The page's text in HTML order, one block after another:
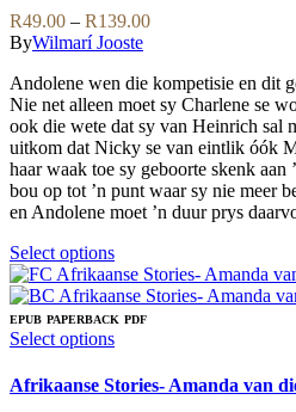
be
chosen
on
the
product
page
variants.
The
options
may
be
chosen
on
the
product
page
R49.00 – R139.00Price
through
R139.00
ByWilmarí Jooste
Andolene wen die kompetisie en dit
Nie net alleen moet sy Charlene se
ook die wete dat sy van Heinrich sal
uitkom dat Nicky se van eintlik óók
haar waak toe sy geboorte skenk aan
bou op tot ’n punt waar sy nie meer
en Andolene moet ’n duur prys
Select optionsThis
product
has
multiple
variants.
options
EPUB PAPERBACK PDF
Select optionsThis
has
Afrikaanse Stories- Amanda van